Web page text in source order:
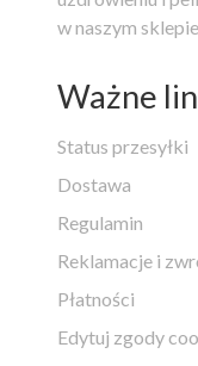
w naszym
Ważne
Status przesyłki
Dostawa
Regulamin
Reklamacje i
Płatności
Edytuj zgody